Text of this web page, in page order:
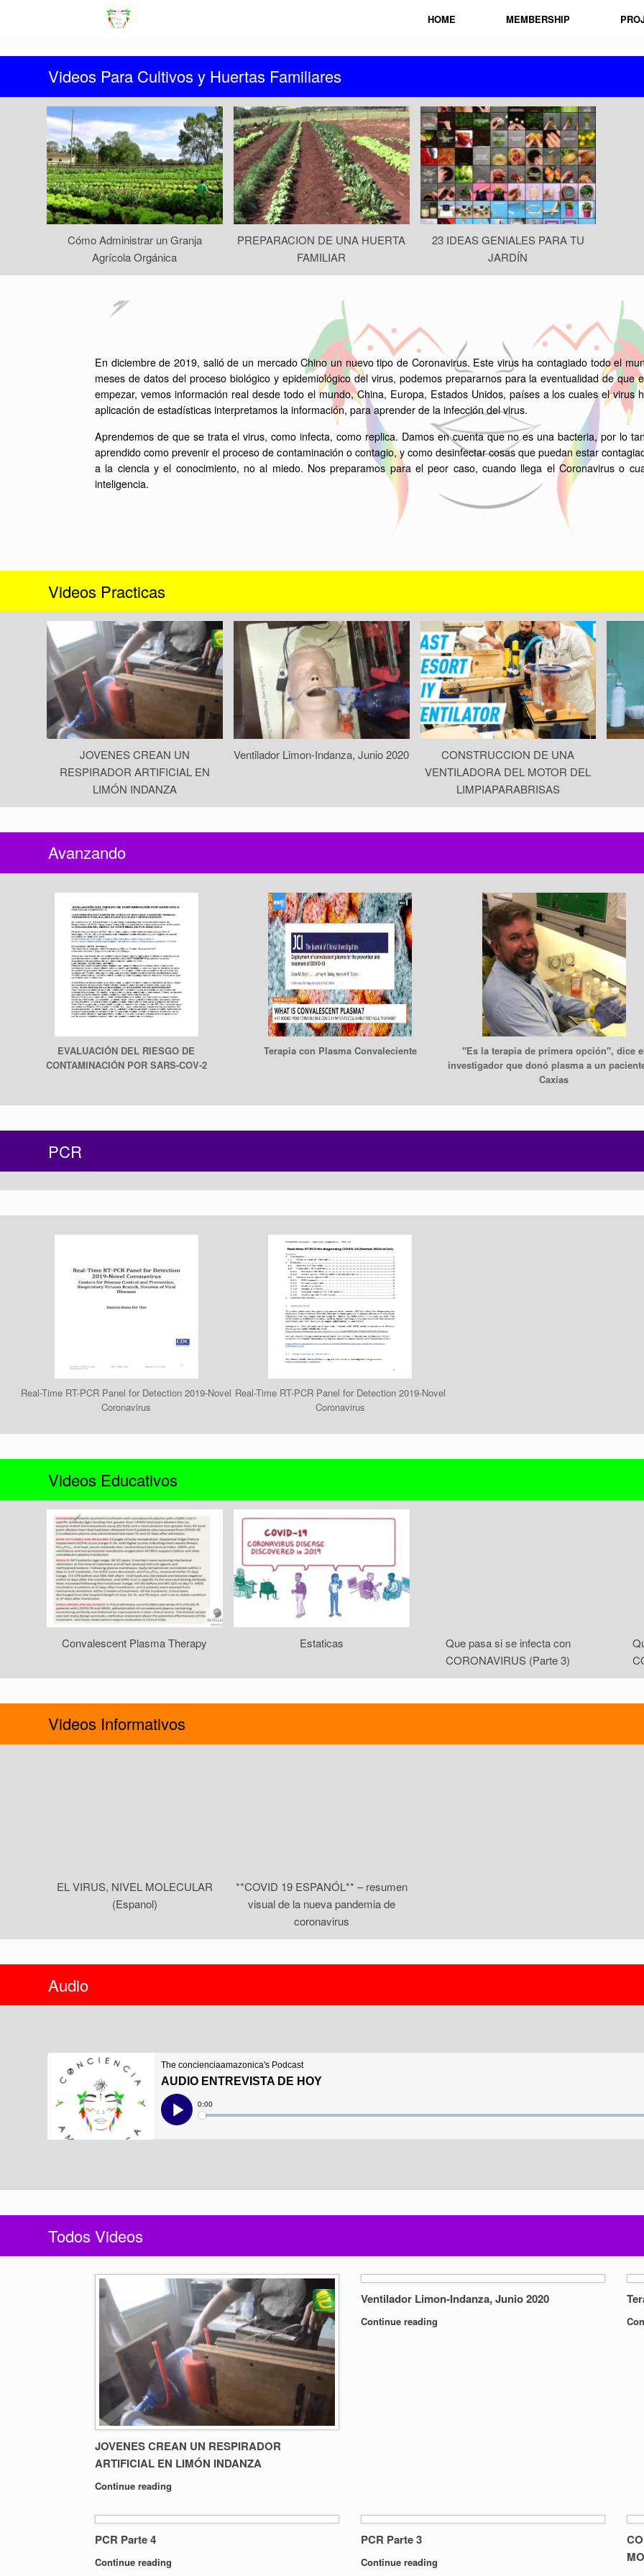
HOME MEMBERSHIP
Videos Para Cultivos y Huertas Familiares
Cómo Administrar un Granja
Agrícola Orgánica
PREPARACION DE UNA HUERTA
FAMILIAR
23 IDEAS GENIALES PARA TU
JARDÍN
En diciembre de 2019, salió de un mercado Chino un nuevo tipo de Coronavirus. Este virus ha contagiado todo el
meses de datos del proceso biológico y epidemiológico del virus, podemos prepararnos para la eventualidad de
empezar, vemos información real desde todo el mundo, China, Europa, Estados Unidos, países a los cuales el
aplicación de estadísticas interpretamos la información, para aprender de la infección del virus.
Aprendemos de que se trata el virus, como infecta, como replica. Damos en cuenta que no es una bacteria, por lo
aprendido como prevenir el proceso de contaminación o contagio, y como desinfectar cosas que puedan estar
a la ciencia y el conocimiento, no al miedo. Nos preparamos para el peor caso, cuando llega el Coronavirus o
inteligencia.
Videos Practicas
JOVENES CREAN UN
RESPIRADOR ARTIFICIAL EN
LIMÓN INDANZA
Ventilador Limon-Indanza, Junio 2020
CONSTRUCCION DE UNA
VENTILADORA DEL MOTOR DEL
LIMPIAPARABRISAS
Avanzando
EVALUACIÓN DEL RIESGO DE
CONTAMINACIÓN POR SARS-COV-2
Terapia con Plasma Convaleciente
"Es la terapia de primera opción", dice
investigador que donó plasma a un
Caxias
PCR
Real-Time RT-PCR Panel for Detection 2019-Novel
Coronavirus
Real-Time RT-PCR Panel for Detection 2019-Novel
Coronavirus
Videos Educativos
Convalescent Plasma Therapy Estaticas
Que pasa si se infecta con
CORONAVIRUS (Parte 3)
Videos Informativos
EL VIRUS, NIVEL MOLECULAR
(Espanol)
**COVID 19 ESPANÓL** – resumen
visual de la nueva pandemia de
coronavirus
Audio
Todos Videos
JOVENES CREAN UN RESPIRADOR
ARTIFICIAL EN LIMÓN INDANZA
Continue reading
Ventilador Limon-Indanza, Junio 2020
Continue reading
PCR Parte 4
Continue reading
PCR Parte 3
Continue reading